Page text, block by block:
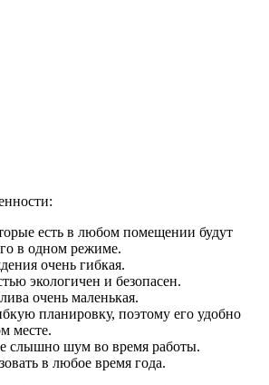
есть в любом помещении будут
в одном режиме.
очень гибкая.
экологичен и безопасен.
очень маленькая.
планировку, поэтому его удобно
месте.
слышно шум во время работы.
в любое время года.